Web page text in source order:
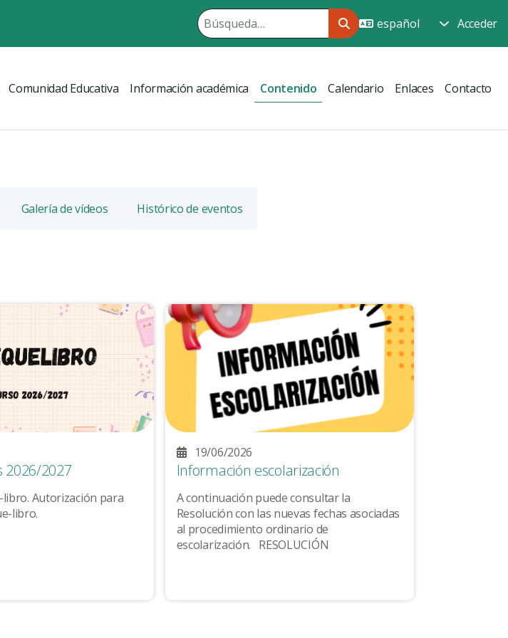
Acceder
Comunidad Educativa Información académica Contenido Calendario Enlaces Contacto
Galería de vídeos Histórico de eventos
2026/2027
libro.
19/06/2026
Información escolarización
A continuación puede consultar la
Resolución con las nuevas fechas asociadas
al procedimiento ordinario de
escolarización. RESOLUCIÓN